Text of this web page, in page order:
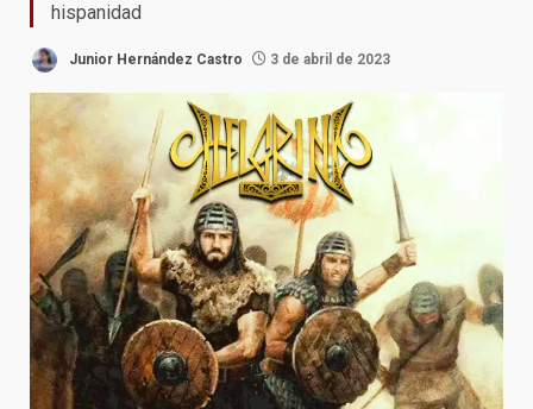
hispanidad
Junior Hernández Castro 3 de abril de 2023